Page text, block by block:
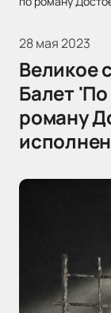
28 мая 2023
Великое
Балет 'По
роману